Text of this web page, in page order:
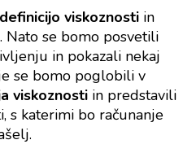
definicijo viskoznosti in
Nato se bomo posvetili
in pokazali nekaj
se bomo poglobili v
viskoznosti in predstavili
s katerimi bo računanje